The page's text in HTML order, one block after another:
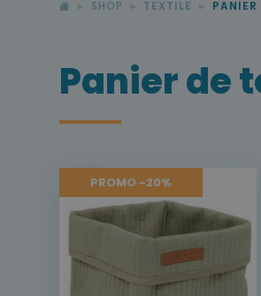
SHOP TEXTILE PANIER
Panier de
PROMO -20%